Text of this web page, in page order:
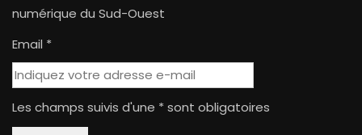
numérique du Sud-Ouest
Email *
Les champs suivis d'une * sont obligatoires